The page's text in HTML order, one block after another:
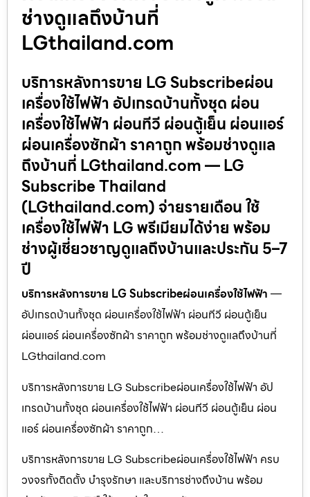
ช่างดูแลถึงบ้านที่
LGthailand.com
บริการหลังการขาย LG Subscribeผ่อน
เครื่องใช้ไฟฟ้า อัปเกรดบ้านทั้งชุด ผ่อน
เครื่องใช้ไฟฟ้า ผ่อนทีวี ผ่อนตู้เย็น ผ่อนแอร์
ผ่อนเครื่องซักผ้า ราคาถูก พร้อมช่างดูแล
ถึงบ้านที่ LGthailand.com — LG
Subscribe Thailand
(LGthailand.com) จ่ายรายเดือน ใช้
เครื่องใช้ไฟฟ้า LG พรีเมียมได้ง่าย พร้อม
ช่างผู้เชี่ยวชาญดูแลถึงบ้านและประกัน 5–7
ปี
บริการหลังการขาย LG Subscribeผ่อนเครื่องใช้ไฟฟ้า —
อัปเกรดบ้านทั้งชุด ผ่อนเครื่องใช้ไฟฟ้า ผ่อนทีวี ผ่อนตู้เย็น
ผ่อนแอร์ ผ่อนเครื่องซักผ้า ราคาถูก พร้อมช่างดูแลถึงบ้านที่
LGthailand.com
บริการหลังการขาย LG Subscribeผ่อนเครื่องใช้ไฟฟ้า อัป
เกรดบ้านทั้งชุด ผ่อนเครื่องใช้ไฟฟ้า ผ่อนทีวี ผ่อนตู้เย็น ผ่อน
แอร์ ผ่อนเครื่องซักผ้า ราคาถูก…
บริการหลังการขาย LG Subscribeผ่อนเครื่องใช้ไฟฟ้า ครบ
วงจรทั้งติดตั้ง บำรุงรักษา และบริการช่างถึงบ้าน พร้อม